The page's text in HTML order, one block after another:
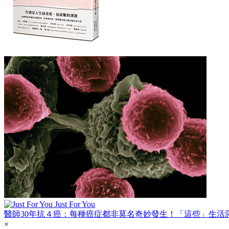
Just For You
醫師30年抗４癌：每種癌症都非莫名奇妙發生！「這些」生活
×